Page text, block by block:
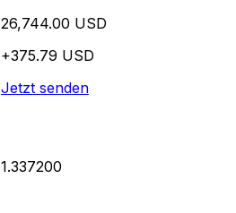
26,744.00 USD
+375.79 USD
Jetzt senden
1.337200